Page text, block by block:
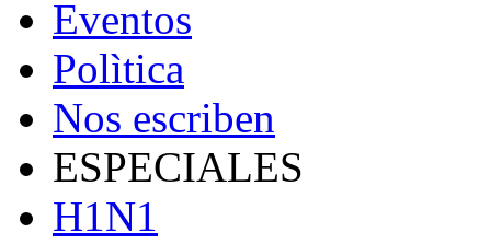
Eventos
Polìtica
Nos escriben
ESPECIALES
H1N1